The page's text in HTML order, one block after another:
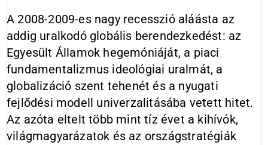
A 2008-2009-es nagy recesszió aláásta az
addig uralkodó globális berendezkedést: az
Egyesült Államok hegemóniáját, a piaci
fundamentalizmus ideológiai uralmát, a
globalizáció szent tehenét és a nyugati
fejlődési modell univerzalitásába vetett hitet.
Az azóta eltelt több mint tíz évet a kihívók,
világmagyarázatok és az országstratégiák